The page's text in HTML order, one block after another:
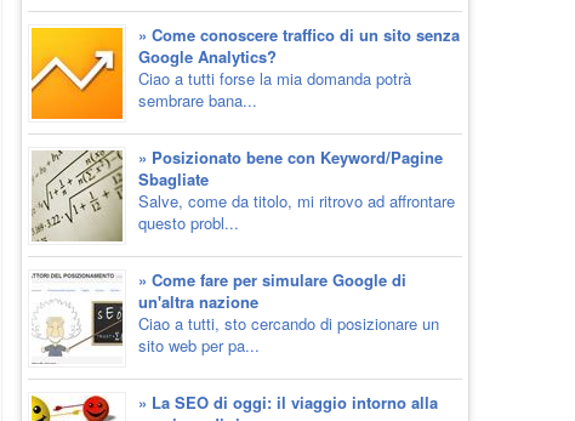
» Come conoscere traffico di un sito senza
Google Analytics?
Ciao a tutti forse la mia domanda potrà
sembrare bana...
» Posizionato bene con Keyword/Pagine
Sbagliate
Salve, come da titolo, mi ritrovo ad affrontare
questo probl...
» Come fare per simulare Google di
un'altra nazione
Ciao a tutti, sto cercando di posizionare un
sito web per pa...
» La SEO di oggi: il viaggio intorno alla